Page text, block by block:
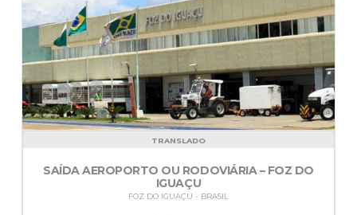
SAÍDA AEROPORTO OU RODOVIÁRIA – FOZ DO
IGUAÇU
TRANSLADO
FOZ DO IGUAÇU - BRASIL